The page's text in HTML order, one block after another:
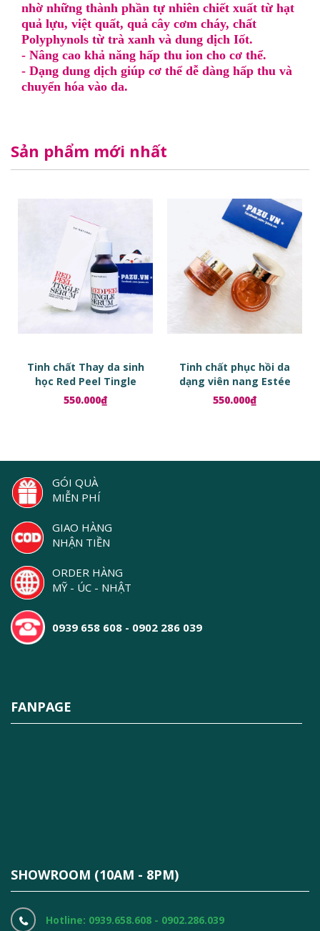
nhờ những thành phần tự nhiên chiết xuất từ hạt
quả lựu, việt quất, quả cây cơm cháy, chất
Polyphynols từ trà xanh và dung dịch Iốt.
- Nâng cao khả năng hấp thu ion cho cơ thể.
- Dạng dung dịch giúp cơ thể dễ dàng hấp thu và
chuyển hóa vào da.
Sản phẩm mới nhất
Tinh chất Thay da sinh
học Red Peel Tingle
Serum
550.000₫
Tinh chất phục hồi da
dạng viên nang Estée
Lauder Advanced Night
Repair Ampoules
550.000₫
GÓI QUÀ
MIỄN PHÍ
GIAO HÀNG
NHẬN TIỀN
ORDER HÀNG
MỸ - ÚC - NHẬT
0939 658 608 - 0902 286 039
FANPAGE
SHOWROOM (10AM - 8PM)
Hotline: 0939.658.608 - 0902.286.039